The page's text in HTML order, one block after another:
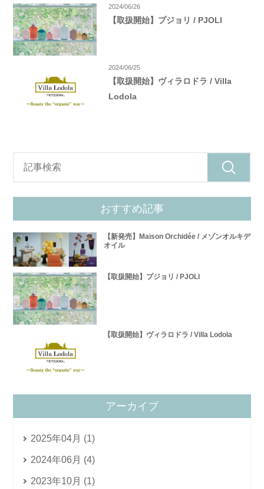
2024/06/26
【取扱開始】プジョリ / PJOLI
2024/06/25
【取扱開始】ヴィラロドラ / Villa
Lodola
おすすめ記事
【新発売】Maison Orchidée / メゾンオルキデ
オイル
【取扱開始】プジョリ / PJOLI
【取扱開始】ヴィラロドラ / Villa Lodola
アーカイブ
2025年04月 (1)
2024年06月 (4)
2023年10月 (1)